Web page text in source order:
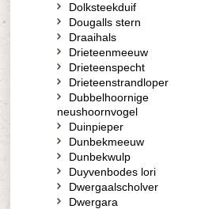
Dolksteekduif
Dougalls stern
Draaihals
Drieteenmeeuw
Drieteenspecht
Drieteenstrandloper
Dubbelhoornige
neushoornvogel
Duinpieper
Dunbekmeeuw
Dunbekwulp
Duyvenbodes lori
Dwergaalscholver
Dwergara